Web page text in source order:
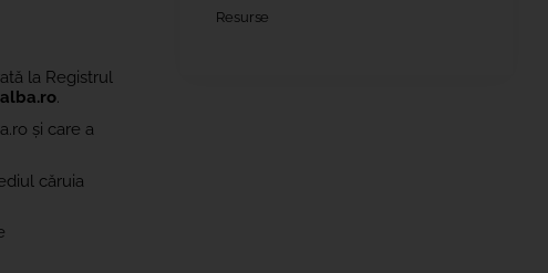
la Registrul
.
și care a
căruia
Resurse